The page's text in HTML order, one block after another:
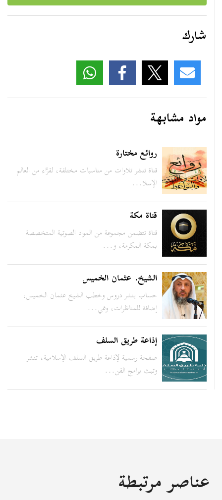
شارك
مواد مشابهة
روائع مختارة
قناة تنشر تلاوات من مناسبات مختلفة، لقرَّاء من العالم
الإسلا...
قناة مكة
قناة تتضمن مجموعة من المواد الصوتية المتخصصة
بمكة المكرمة، و...
الشيخ. عثمان الخميس
حساب ينشر دروس وخطب الشيخ عثمان الخميس،
إضافة للمناظرات، وغي...
إذاعة طريق السلف
صفحة رسمية لإذاعة طريق السلف الإسلامية، تنشر
وتبث برامج القن...
عناصر مرتبطة